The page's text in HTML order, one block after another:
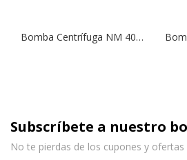
Bomba Centrífuga NM 40-16B | 4,0 HP | 380 V.
Subscríbete a nuestro
No te pierdas de los cupones y ofertas